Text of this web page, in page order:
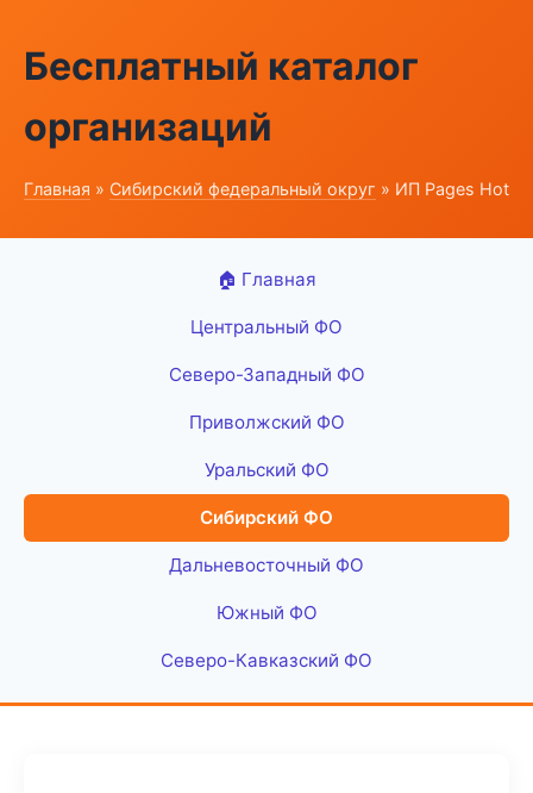
Бесплатный каталог
организаций
Главная » Сибирский федеральный округ » ИП Pages Hot
🏠 Главная
Центральный ФО
Северо-Западный ФО
Приволжский ФО
Уральский ФО
Сибирский ФО
Дальневосточный ФО
Южный ФО
Северо-Кавказский ФО